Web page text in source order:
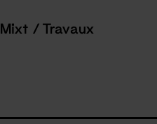
Mixt / Travaux